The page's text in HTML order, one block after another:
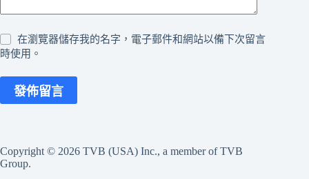
在瀏覽器儲存我的名字，電子郵件和網站以備下次留言
時使用。
發佈留言
Copyright © 2026 TVB (USA) Inc., a member of TVB
Group.